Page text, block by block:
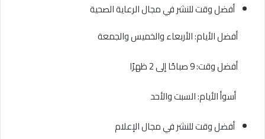
أفضل وقت للنشر في مجال الرعاية الصحية
أفضل الأيام: الأربعاء والخميس والجمعة
أفضل وقت: 9 صباحًا إلى 2 ظهرًا
أسوأ الأيام: السبت والأحد
أفضل وقت للنشر في مجال الإعلام